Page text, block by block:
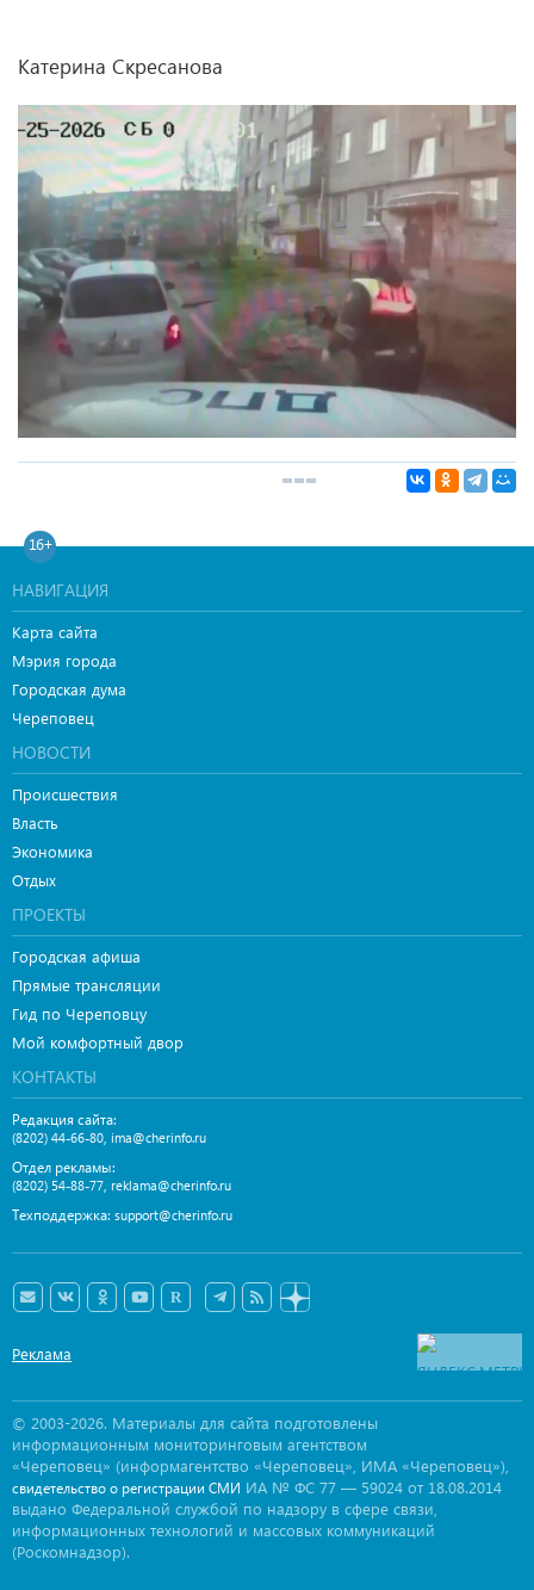
Катерина Скресанова
16+
НАВИГАЦИЯ
Карта сайта
Мэрия города
Городская дума
Череповец
НОВОСТИ
Происшествия
Власть
Экономика
Отдых
ПРОЕКТЫ
Городская афиша
Прямые трансляции
Гид по Череповцу
Мой комфортный двор
КОНТАКТЫ
Редакция сайта:
(8202) 44-66-80 ima@cherinfo.ru
Отдел рекламы:
(8202) 54-88-77 reklama@cherinfo.ru
Техподдержка: support@cherinfo.ru
Реклама
© 2003-2026. Материалы для сайта подготовлены
информационным мониторинговым агентством
«Череповец» (информагентство «Череповец», ИМА «Череповец»),
свидетельство о регистрации СМИ ИА № ФС 77 — 59024 от 18.08.2014
выдано Федеральной службой по надзору в сфере связи,
информационных технологий и массовых коммуникаций
(Роскомнадзор).